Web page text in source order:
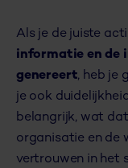
Als je de juiste
informatie en de
genereert, heb je
je ook
belangrijk, wat
organisatie en de
vertrouwen in het